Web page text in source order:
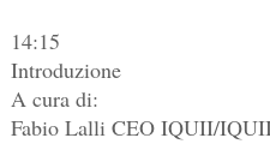
14:15
Introduzione
A cura di:
Fabio Lalli CEO IQUII/